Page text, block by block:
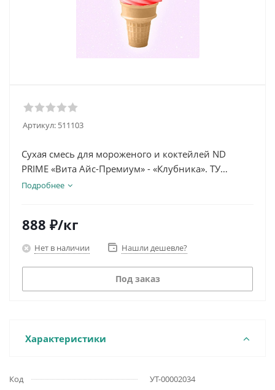
Артикул: 511103
Сухая смесь для мороженого и коктейлей ND
PRIME «Вита Айс-Премиум» - «Клубника». ТУ
10.52.10-015-83837345-2020. Арт.: 511103
Подробнее
888 ₽/кг
Нет в наличии Нашли дешевле?
Под заказ
Характеристики
Код
УТ-00002034